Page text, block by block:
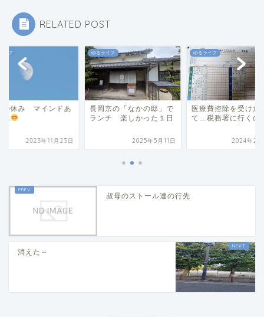
RELATED POST
イフ
の休み マインドあ
れ
2023年11月23日
ゆるライフ
長岡京の「なかの邸」で
ランチ 楽しかった１日
2025年5月11日
ゆるライフ
医療費控除を受けた
て…税務署に行くの
2024年2
叔母のストール達の行先
消えた～